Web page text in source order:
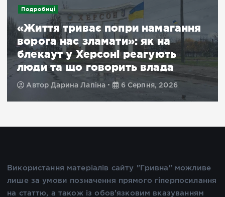
Подробиці
«Життя триває попри намагання
ворога нас зламати»: як на
блекаут у Херсоні реагують
люди та що говорить влада
АвторДарина Лапіна 6 Серпня, 2026
Використання матеріалів сайту "Гривна" можливе
лише за умови позначення прямого гіперпосилання
на статтю, а також із обов'язковим вказуванням